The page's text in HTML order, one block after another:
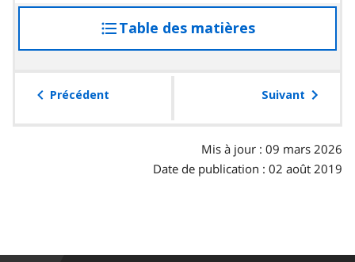
Table des matières
à
table
Précédent Suivant
Mis à jour : 09 mars 2026
Date de publication : 02 août 2019